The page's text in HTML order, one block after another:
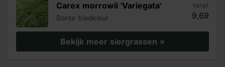
Carex morrowii 'Variegata'
Bonte bladkleur
Vanaf
9,69
Bekijk meer siergrassen »